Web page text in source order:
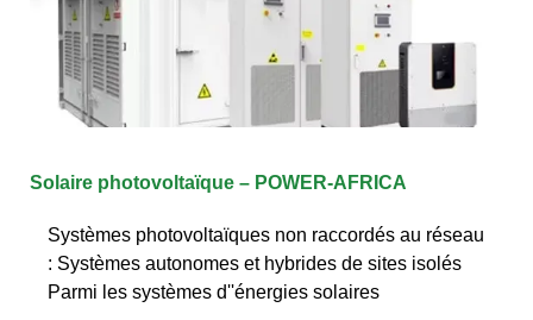
Solaire photovoltaïque – POWER-AFRICA
Systèmes photovoltaïques non raccordés au réseau
: Systèmes autonomes et hybrides de sites isolés
Parmi les systèmes d''énergies solaires